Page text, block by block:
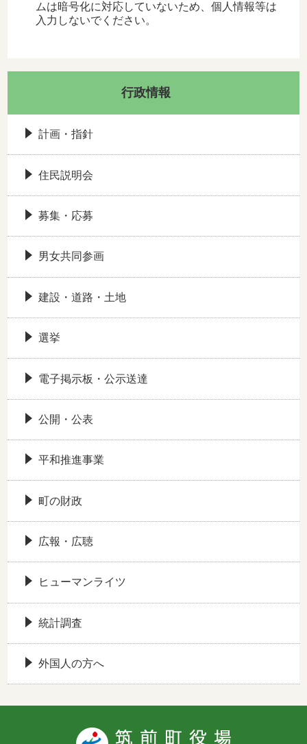
ムは暗号化に対応していないため、個人情報等は
入力しないでください。
行政情報
計画・指針
住民説明会
募集・応募
男女共同参画
建設・道路・土地
選挙
電子掲示板・公示送達
公開・公表
平和推進事業
町の財政
広報・広聴
ヒューマンライツ
統計調査
外国人の方へ